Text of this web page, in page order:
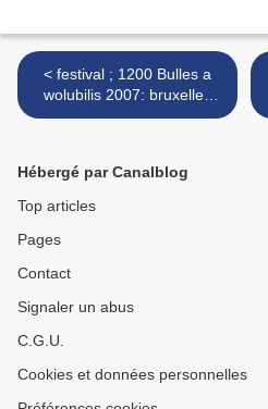
< festival ; 1200 Bulles a
wolubilis 2007: bruxelles
Belgique
Hébergé par Canalblog
Top articles
Pages
Contact
Signaler un abus
C.G.U.
Cookies et données personnelles